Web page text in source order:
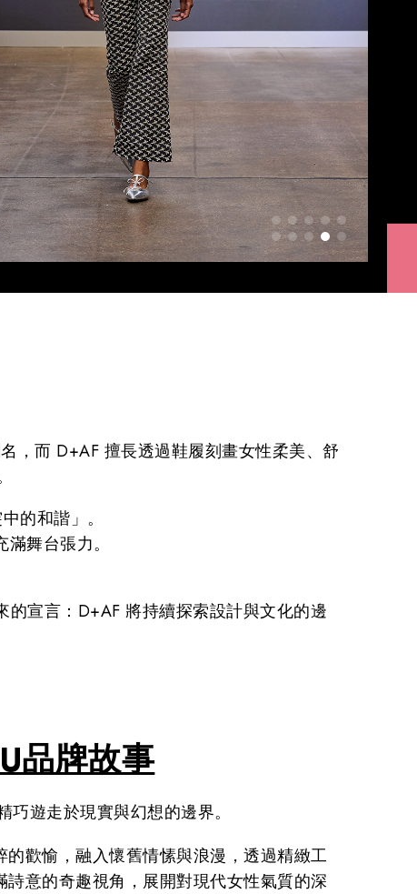
，而 D+AF 擅長透過鞋履刻畫女性柔美、舒
的和諧」。
舞台張力。
宣言：D+AF 將持續探索設計與文化的邊
品牌故事
巧遊走於現實與幻想的邊界。
歡愉，融入懷舊情愫與浪漫，透過精緻工
意的奇趣視角，展開對現代女性氣質的深